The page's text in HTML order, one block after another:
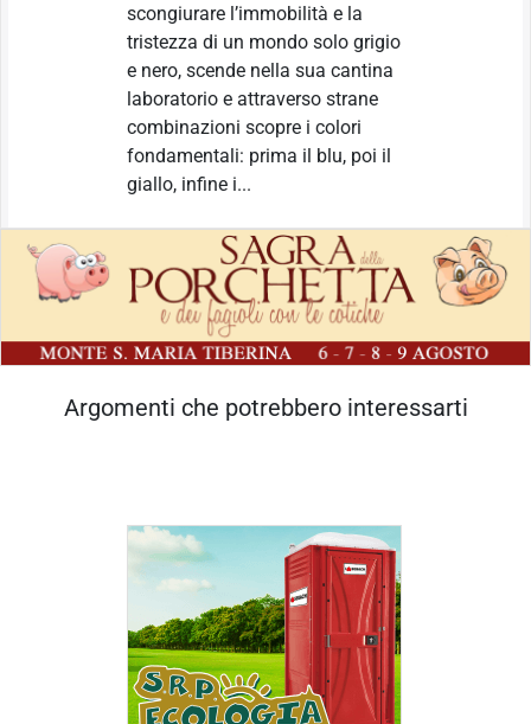
scongiurare l’immobilità e la
tristezza di un mondo solo grigio
e nero, scende nella sua cantina
laboratorio e attraverso strane
combinazioni scopre i colori
fondamentali: prima il blu, poi il
giallo, infine i...
Argomenti che potrebbero interessarti